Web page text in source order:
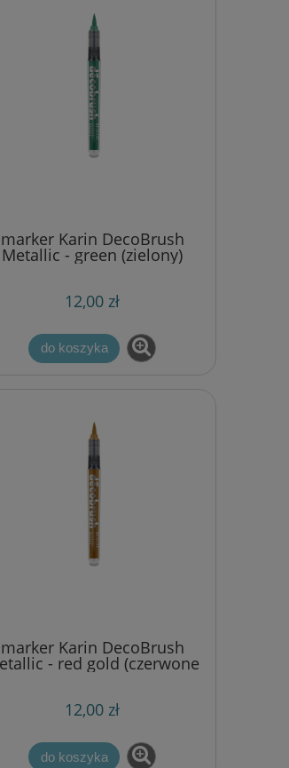
marker Karin DecoBrush
Metallic - green (zielony)
12,00 zł
do koszyka
marker Karin DecoBrush
- red gold (czerwone
złoto)
12,00 zł
do koszyka